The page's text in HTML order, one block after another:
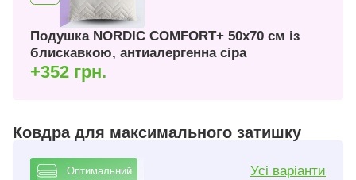
Подушка NORDIC COMFORT+ 50х70 см із
блискавкою, антиалергенна сіра
+352 грн.
Ковдра для максимального затишку
Оптимальний Усі варіанти